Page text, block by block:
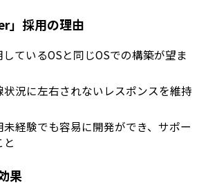
採用の理由
ているOSと同じOSでの構築が望ま
状況に左右されないレスポンスを維持
経験でも容易に開発ができ、サポー
と
果